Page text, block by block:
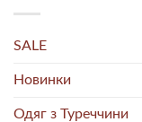
SALE
Новинки
Одяг з Туреччини